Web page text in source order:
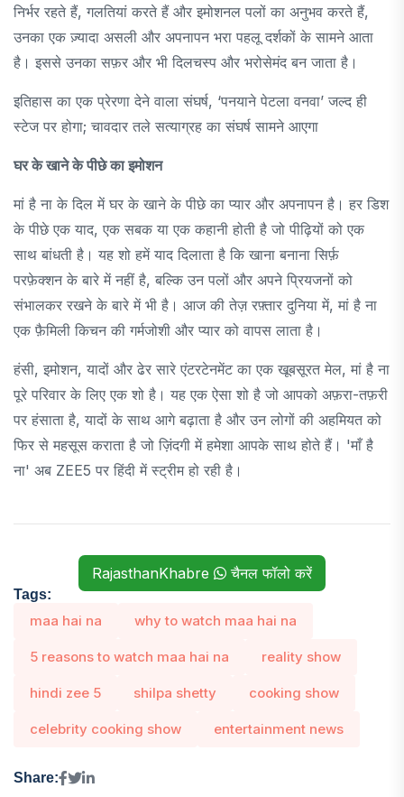
निर्भर रहते हैं, गलतियां करते हैं और इमोशनल पलों का अनुभव करते हैं,
उनका एक ज़्यादा असली और अपनापन भरा पहलू दर्शकों के सामने आता
है। इससे उनका सफ़र और भी दिलचस्प और भरोसेमंद बन जाता है।
इतिहास का एक प्रेरणा देने वाला संघर्ष, ‘पनयाने पेटला वनवा’ जल्द ही
स्टेज पर होगा; चावदार तले सत्याग्रह का संघर्ष सामने आएगा
घर के खाने के पीछे का इमोशन
मां है ना के दिल में घर के खाने के पीछे का प्यार और अपनापन है। हर डिश
के पीछे एक याद, एक सबक या एक कहानी होती है जो पीढ़ियों को एक
साथ बांधती है। यह शो हमें याद दिलाता है कि खाना बनाना सिर्फ़
परफ़ेक्शन के बारे में नहीं है, बल्कि उन पलों और अपने प्रियजनों को
संभालकर रखने के बारे में भी है। आज की तेज़ रफ़्तार दुनिया में, मां है ना
एक फ़ैमिली किचन की गर्मजोशी और प्यार को वापस लाता है।
हंसी, इमोशन, यादों और ढेर सारे एंटरटेनमेंट का एक खूबसूरत मेल, मां है ना
पूरे परिवार के लिए एक शो है। यह एक ऐसा शो है जो आपको अफ़रा-तफ़री
पर हंसाता है, यादों के साथ आगे बढ़ाता है और उन लोगों की अहमियत को
फिर से महसूस कराता है जो ज़िंदगी में हमेशा आपके साथ होते हैं। 'माँ है
ना' अब ZEE5 पर हिंदी में स्ट्रीम हो रही है।
RajasthanKhabre चैनल फॉलो करें
Tags:
maa hai na why to watch maa hai na
5 reasons to watch maa hai na reality show
hindi zee 5 shilpa shetty cooking show
celebrity cooking show entertainment news
Share: